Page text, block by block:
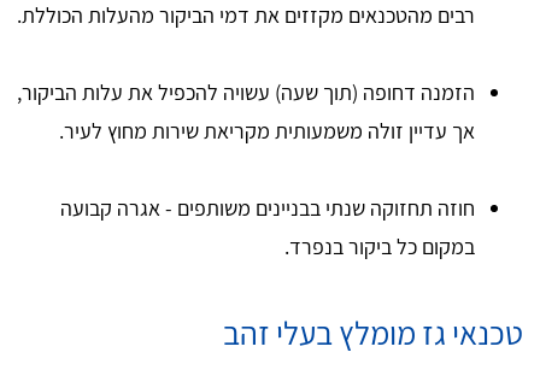
רבים מהטכנאים מקזזים את דמי הביקור מהעלות הכוללת.
הזמנה דחופה (תוך שעה) עשויה להכפיל את עלות הביקור,
אך עדיין זולה משמעותית מקריאת שירות מחוץ לעיר.
חוזה תחזוקה שנתי בבניינים משותפים - אגרה קבועה
במקום כל ביקור בנפרד.
טכנאי גז מומלץ בעלי זהב